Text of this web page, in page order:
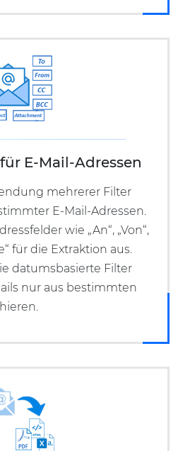
E-Mail-Adressen
mehrerer Filter
E-Mail-Adressen.
wie „An“, „Von“,
für die Extraktion aus.
datumsbasierte Filter
nur aus bestimmten